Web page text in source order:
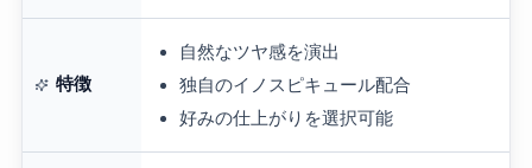
特徴
自然なツヤ感を演出
独自のイノスピキュール配合
好みの仕上がりを選択可能